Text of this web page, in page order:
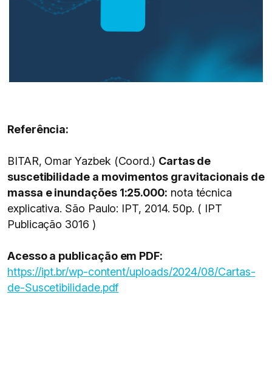
Referência:
BITAR, Omar Yazbek (Coord.) Cartas de
suscetibilidade a movimentos gravitacionais de
massa e inundações 1:25.000: nota técnica
explicativa. São Paulo: IPT, 2014. 50p. ( IPT
Publicação 3016 )
Acesso a publicação em PDF:
https://ipt.br/wp-content/uploads/2024/08/Cartas-
de-Suscetibilidade.pdf